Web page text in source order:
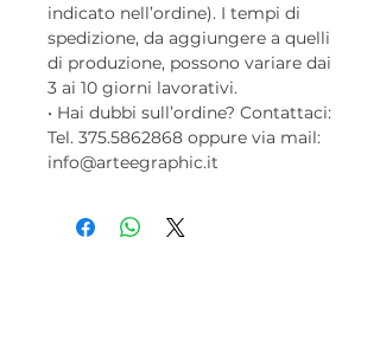
indicato nell’ordine). I tempi di
spedizione, da aggiungere a quelli
di produzione, possono variare dai
3 ai 10 giorni lavorativi.
• Hai dubbi sull’ordine? Contattaci:
Tel. 375.5862868 oppure via mail:
info@arteegraphic.it